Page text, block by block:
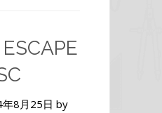
8月25日 by